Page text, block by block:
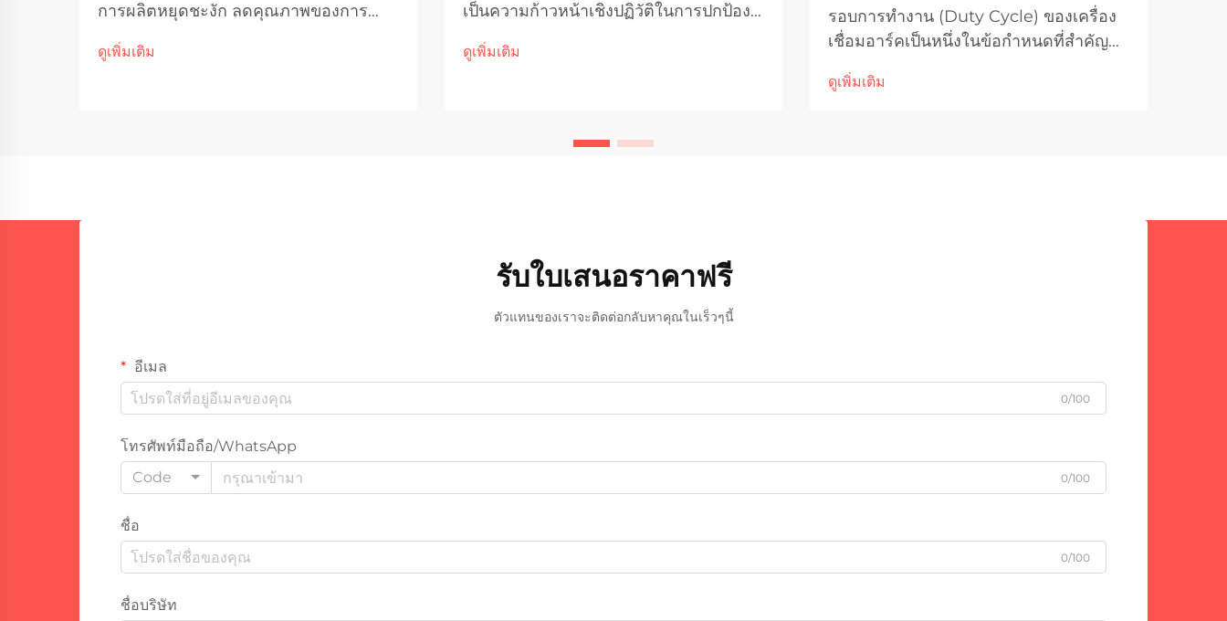
การผลิตหยุดชะงัก ลดคุณภาพของการ
ต่อค่าใช้จ่ายสูงในกระบวนการผลิต
ดูเพิ่มเติม
เป็นความก้าวหน้าเชิงปฏิวัติในการปกป้อง
ประสิทธิภาพ และความทนทานที่เหนือกว่า
ดูเพิ่มเติม
รอบการทำงาน (Duty Cycle) ของเครื่อง
เชื่อมอาร์คเป็นหนึ่งในข้อกำหนดที่สำคัญ
งานและอายุการใช้งานของเครื่องใน
ดูเพิ่มเติม
รับใบเสนอราคาฟรี
ตัวแทนของเราจะติดต่อกลับหาคุณในเร็วๆนี้
อีเมล
0/100
โทรศัพท์มือถือ/WhatsApp
Code
0/100
ชื่อ
0/100
ชื่อบริษัท